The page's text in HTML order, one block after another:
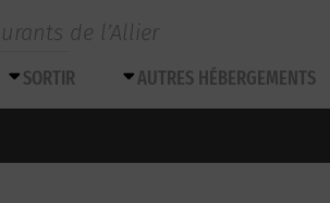
de l’Allier
SORTIR AUTRES HÉBERGEMENTS